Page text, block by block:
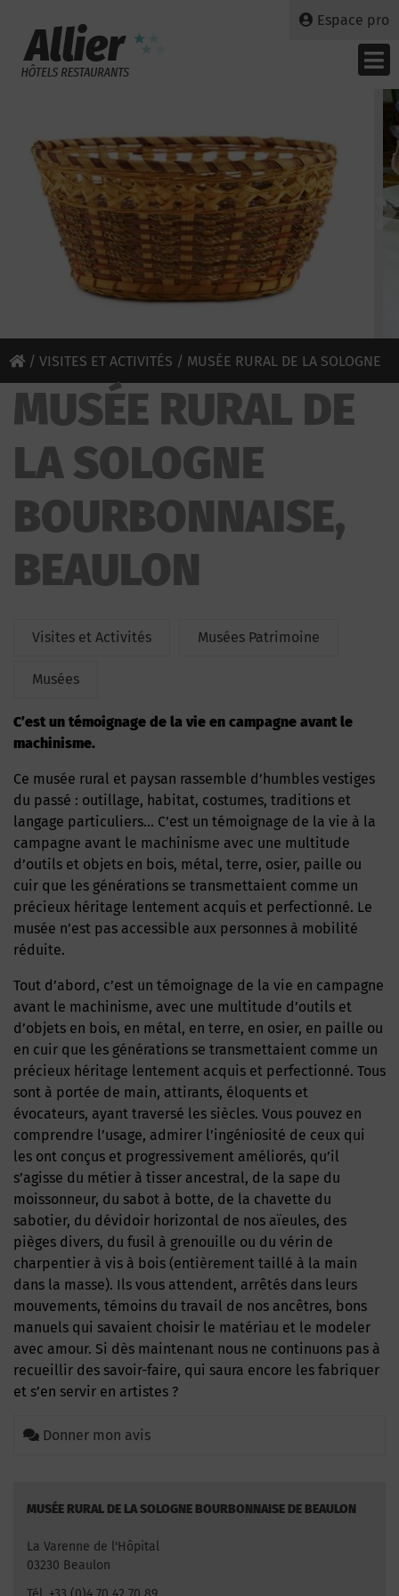
Espace pro
/ VISITES ET ACTIVITÉS / MUSÉE RURAL DE LA SOLOGNE
BOURBONNAISE
MUSÉE RURAL DE
LA SOLOGNE
BOURBONNAISE,
BEAULON
Visites et Activités Musées Patrimoine
Musées
C’est un témoignage de la vie en campagne avant le
machinisme.
Ce musée rural et paysan rassemble d’humbles vestiges
du passé : outillage, habitat, costumes, traditions et
langage particuliers… C’est un témoignage de la vie à la
campagne avant le machinisme avec une multitude
d’outils et objets en bois, métal, terre, osier, paille ou
cuir que les générations se transmettaient comme un
précieux héritage lentement acquis et perfectionné. Le
musée n’est pas accessible aux personnes à mobilité
réduite.
Tout d’abord, c’est un témoignage de la vie en campagne
avant le machinisme, avec une multitude d’outils et
d’objets en bois, en métal, en terre, en osier, en paille ou
en cuir que les générations se transmettaient comme un
précieux héritage lentement acquis et perfectionné. Tous
sont à portée de main, attirants, éloquents et
évocateurs, ayant traversé les siècles. Vous pouvez en
comprendre l’usage, admirer l’ingéniosité de ceux qui
les ont conçus et progressivement améliorés, qu’il
s’agisse du métier à tisser ancestral, de la sape du
moissonneur, du sabot à botte, de la chavette du
sabotier, du dévidoir horizontal de nos aïeules, des
pièges divers, du fusil à grenouille ou du vérin de
charpentier à vis à bois (entièrement taillé à la main
dans la masse). Ils vous attendent, arrêtés dans leurs
mouvements, témoins du travail de nos ancêtres, bons
manuels qui savaient choisir le matériau et le modeler
avec amour. Si dès maintenant nous ne continuons pas à
recueillir des savoir-faire, qui saura encore les fabriquer
et s’en servir en artistes ?
Donner mon avis
MUSÉE RURAL DE LA SOLOGNE BOURBONNAISE DE BEAULON
La Varenne de l'Hôpital
03230 Beaulon